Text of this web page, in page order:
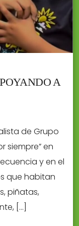
A
de Grupo
siempre” en
y en el
que habitan
piñatas,
[…]